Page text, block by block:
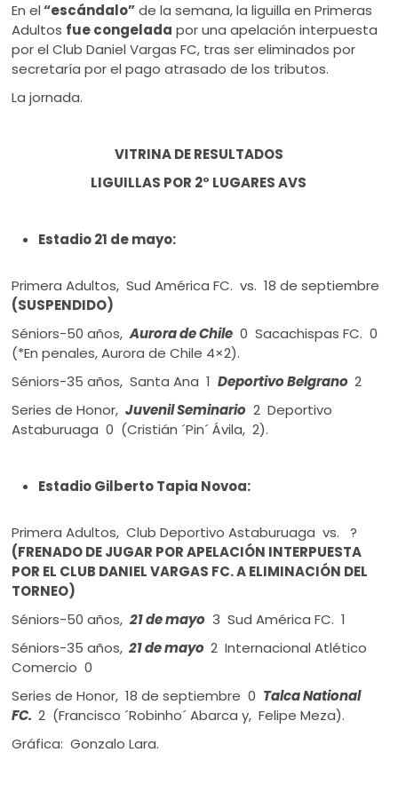
En el“escándalo”de la semana, la liguilla en Primeras
Adultos fue congelada por una apelación interpuesta
por el Club Daniel Vargas FC, tras ser eliminados por
secretaría por el pago atrasado de los tributos.
La jornada.
VITRINA DE RESULTADOS
LIGUILLAS POR 2° LUGARES AVS
Estadio 21 de mayo:
Primera Adultos, Sud América FC. vs. 18 de septiembre
(SUSPENDIDO)
Séniors-50 años,Aurora de Chile 0 Sacachispas FC. 0
(*En penales, Aurora de Chile 4×2).
Séniors-35 años, Santa Ana 1Deportivo Belgrano 2
Series de Honor,Juvenil Seminario 2 Deportivo
Astaburuaga 0 (Cristián ´Pin´ Ávila, 2).
Estadio Gilberto Tapia Novoa:
Primera Adultos, Club Deportivo Astaburuaga vs. ?
(FRENADO DE JUGAR POR APELACIÓN INTERPUESTA
POR EL CLUB DANIEL VARGAS FC. A ELIMINACIÓN DEL
TORNEO)
Séniors-50 años,21 de mayo 3 Sud América FC. 1
Séniors-35 años, 21 de mayo 2 Internacional Atlético
Comercio 0
Series de Honor, 18 de septiembre 0 Talca National
FC. 2 (Francisco ´Robinho´ Abarca y, Felipe Meza).
Gráfica: Gonzalo Lara.